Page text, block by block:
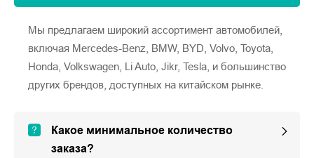
Мы предлагаем широкий ассортимент автомобилей,
включая Mercedes-Benz, BMW, BYD, Volvo, Toyota,
Honda, Volkswagen, Li Auto, Jikr, Tesla, и большинство
других брендов, доступных на китайском рынке.
Какое минимальное количество
заказа?